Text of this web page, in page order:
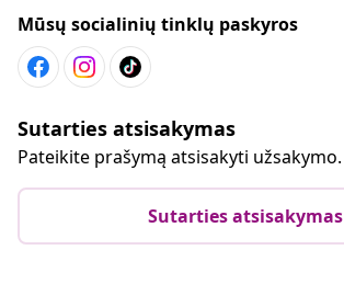
Mūsų socialinių tinklų paskyros
Sutarties atsisakymas
Pateikite prašymą atsisakyti užsakymo.
Sutarties atsisakymas